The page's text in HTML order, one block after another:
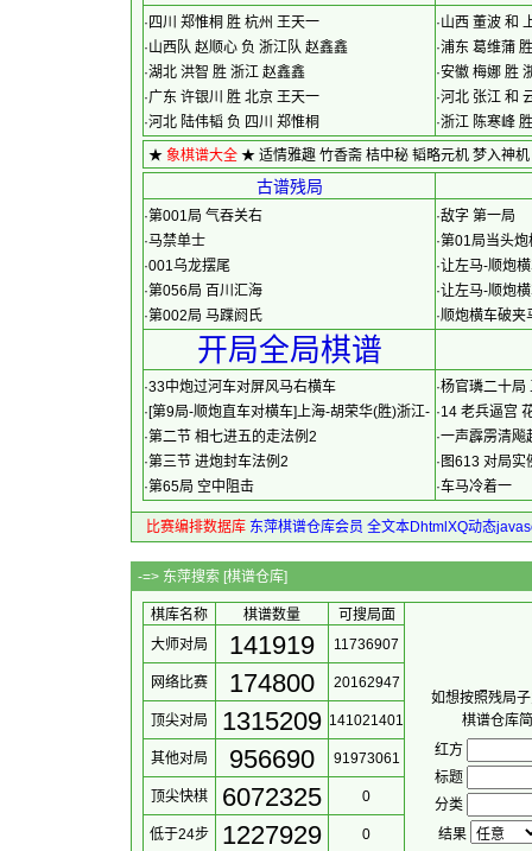
· 四川 郑惟桐 胜 杭州 王天一
·山西队 赵顺心 负 浙江队 赵鑫鑫
·湖北 洪智 胜 浙江 赵鑫鑫
·广东 许银川 胜 北京 王天一
·河北 陆伟韬 负 四川 郑惟桐
·山西 董波 和
·浦东 葛维蒲
·安徽 梅娜 胜
·河北 张江 和
·浙江 陈寒峰
★ 象棋谱大全★ 适情雅趣 竹香斋 桔中秘 韬略元机 梦入神机
古谱残局
·第001局 气吞关右
·马禁单士
·001乌龙摆尾
·第056局 百川汇海
·第002局 马蹀阏氏
·敌字 第一局
·第01局当头
·让左马-顺炮
·让左马-顺炮
·顺炮横车破夹
开局全局棋谱
·33中炮过河车对屏风马右横车
·[第9局-顺炮直车对横车]上海-胡荣华(胜)浙江-
刘忆慈
·第二节 相七进五的走法例2
·第三节 进炮封车法例2
·第65局 空中阻击
·杨官璘二十局
·14 老兵逼宫
·一声霹雳清飚
·图613 对局实
·车马冷着一
比赛编排数据库 东萍棋谱仓库会员 全文本DhtmlXQ动态
-=> 东萍搜索 [棋谱仓库]
棋库名称 棋谱数量 可搜局面
如想按照残局
棋谱仓库
红方
标题
分类
结果
大师对局 141919 11736907
网络比赛 174800 20162947
顶尖对局 1315209 141021401
其他对局 956690 91973061
顶尖快棋 6072325 0
低于24步 1227929 0